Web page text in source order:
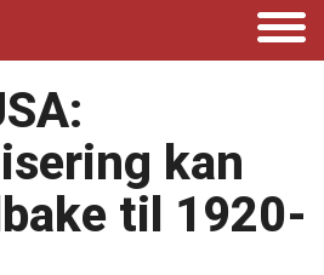
kan
til 1920-